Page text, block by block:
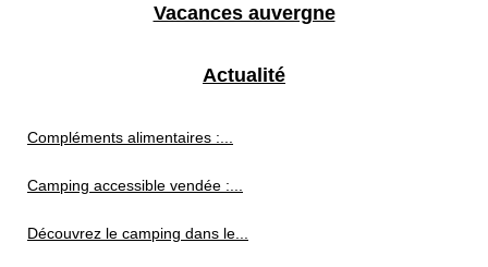
Vacances auvergne
Actualité
Compléments alimentaires :...
Camping accessible vendée :...
Découvrez le camping dans le...